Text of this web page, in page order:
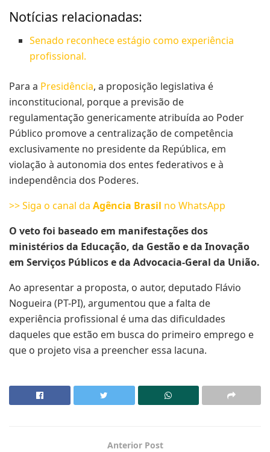
Notícias relacionadas:
Senado reconhece estágio como experiência
profissional.
Para a Presidência, a proposição legislativa é
inconstitucional, porque a previsão de
regulamentação genericamente atribuída ao Poder
Público promove a centralização de competência
exclusivamente no presidente da República, em
violação à autonomia dos entes federativos e à
independência dos Poderes.
>> Siga o canal da Agência Brasil no WhatsApp
O veto foi baseado em manifestações dos
ministérios da Educação, da Gestão e da Inovação
em Serviços Públicos e da Advocacia-Geral da União.
Ao apresentar a proposta, o autor, deputado Flávio
Nogueira (PT-PI), argumentou que a falta de
experiência profissional é uma das dificuldades
daqueles que estão em busca do primeiro emprego e
que o projeto visa a preencher essa lacuna.
Anterior Post